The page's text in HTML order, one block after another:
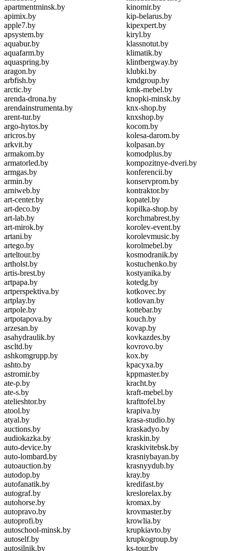
apartmentminsk.by
apimix.by
apple7.by
apsystem.by
aquabur.by
aquafarm.by
aquaspring.by
aragon.by
arbfish.by
arctic.by
arenda-drona.by
arendainstrumenta.by
arent-tur.by
argo-hytos.by
aricros.by
arkvit.by
armakom.by
armatorled.by
armgas.by
armin.by
arniweb.by
art-center.by
art-deco.by
art-lab.by
art-mirok.by
artani.by
artego.by
arteltour.by
artholst.by
artis-brest.by
artpapa.by
artperspektiva.by
artplay.by
artpole.by
artpotapova.by
arzesan.by
asahydraulik.by
ascltd.by
ashkomgrupp.by
ashto.by
astromir.by
ate-p.by
ate-s.by
atelieshtor.by
atool.by
atyal.by
auctions.by
audiokazka.by
auto-device.by
auto-lombard.by
autoauction.by
autodop.by
autofanatik.by
autograf.by
autohorse.by
autopravo.by
autoprofi.by
autoschool-minsk.by
autoself.by
autosilnik.by
kinomir.by
kip-belarus.by
kipexpert.by
kiryl.by
klassnotut.by
klimatik.by
klintbergway.by
klubki.by
kmdgroup.by
kmk-mebel.by
knopki-minsk.by
knx-shop.by
knxshop.by
kocom.by
kolesa-darom.by
kolpasan.by
komodplus.by
kompozitnye-dveri.by
konferencii.by
konservprom.by
kontraktor.by
kopatel.by
kopilka-shop.by
korchmabrest.by
korolev-event.by
korolevmusic.by
korolmebel.by
kosmodranik.by
kostuchenko.by
kostyanika.by
kotedg.by
kotkovec.by
kotlovan.by
kottebar.by
kouch.by
kovap.by
kovkazdes.by
kovrovo.by
kox.by
kpacyxa.by
kppmaster.by
kracht.by
kraft-mebel.by
krafttofel.by
krapiva.by
krasa-studio.by
kraskadyo.by
kraskin.by
kraskivitebsk.by
krasniybayan.by
krasnyydub.by
kray.by
kredifast.by
kreslorelax.by
kromax.by
krovmaster.by
krowlia.by
krupkiavto.by
krupkogroup.by
ks-tour.by